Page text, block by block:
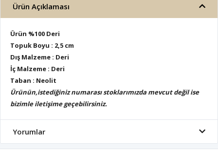
Ürün Açıklaması
Ürün %100 Deri
Topuk Boyu : 2,5 cm
Dış Malzeme : Deri
İç Malzeme : Deri
Taban : Neolit
Ürünün,istediğiniz numarası stoklarımızda mevcut değil ise
bizimle iletişime geçebilirsiniz.
Yorumlar